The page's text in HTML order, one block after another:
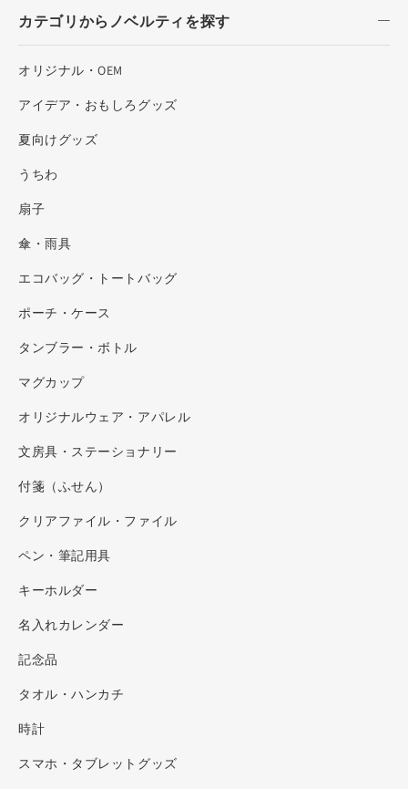
カテゴリからノベルティを探す
オリジナル・OEM
アイデア・おもしろグッズ
夏向けグッズ
うちわ
扇子
傘・雨具
エコバッグ・トートバッグ
ポーチ・ケース
タンブラー・ボトル
マグカップ
オリジナルウェア・アパレル
文房具・ステーショナリー
付箋（ふせん）
クリアファイル・ファイル
ペン・筆記用具
キーホルダー
名入れカレンダー
記念品
タオル・ハンカチ
時計
スマホ・タブレットグッズ